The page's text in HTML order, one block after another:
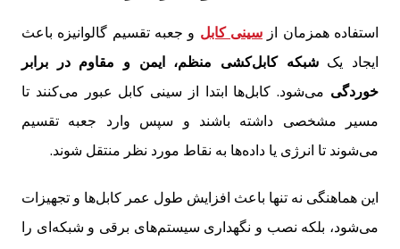
استفاده همزمان از سینی کابل و جعبه تقسیم گالوانیزه باعث
ایجاد یکشبکه کابل‌کشی منظم، ایمن و مقاوم در برابر
خوردگی می‌شود. کابل‌ها ابتدا از سینی کابل عبور می‌کنند تا
مسیر مشخصی داشته باشند و سپس وارد جعبه تقسیم
می‌شوند تا انرژی یا داده‌ها به نقاط مورد نظر منتقل شوند.
این هماهنگی نه تنها باعث افزایش طول عمر کابل‌ها و تجهیزات
می‌شود، بلکه نصب و نگهداری سیستم‌های برقی و شبکه‌ای را